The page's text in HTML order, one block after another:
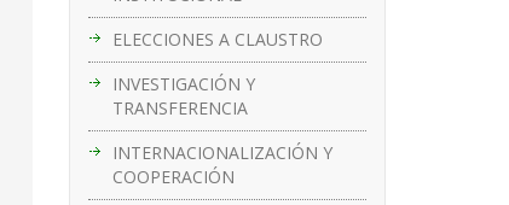
ELECCIONES A CLAUSTRO
INVESTIGACIÓN Y
TRANSFERENCIA
INTERNACIONALIZACIÓN Y
COOPERACIÓN